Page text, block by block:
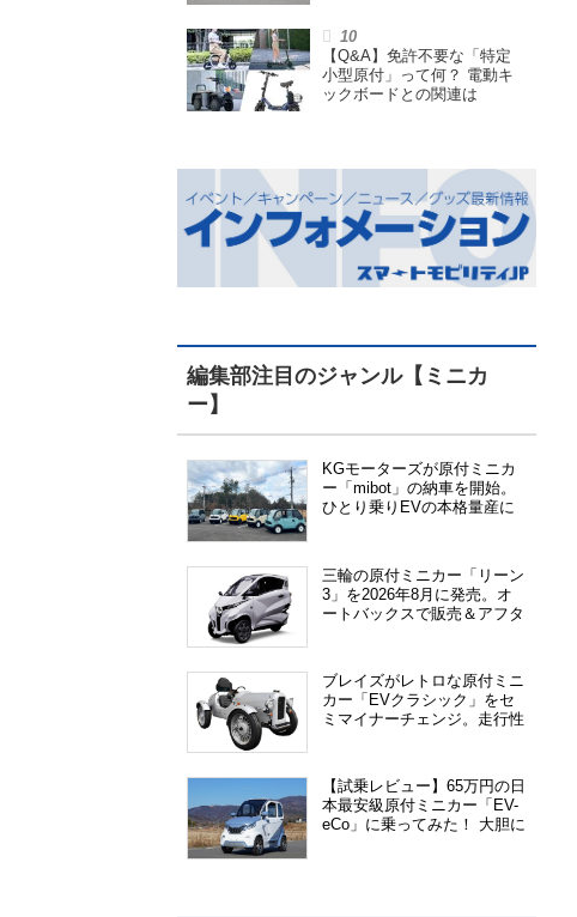
展開
【Q&A】免許不要な「特定
小型原付」って何？ 電動キ
ックボードとの関連は
編集部注目のジャンル【ミニカ
ー】
KGモーターズが原付ミニカ
ー「mibot」の納車を開始。
ひとり乗りEVの本格量産に
三輪の原付ミニカー「リーン
3」を2026年8月に発売。オ
ートバックスで販売＆アフタ
ブレイズがレトロな原付ミニ
カー「EVクラシック」をセ
ミマイナーチェンジ。走行性
【試乗レビュー】65万円の日
本最安級原付ミニカー「EV-
eCo」に乗ってみた！ 大胆に